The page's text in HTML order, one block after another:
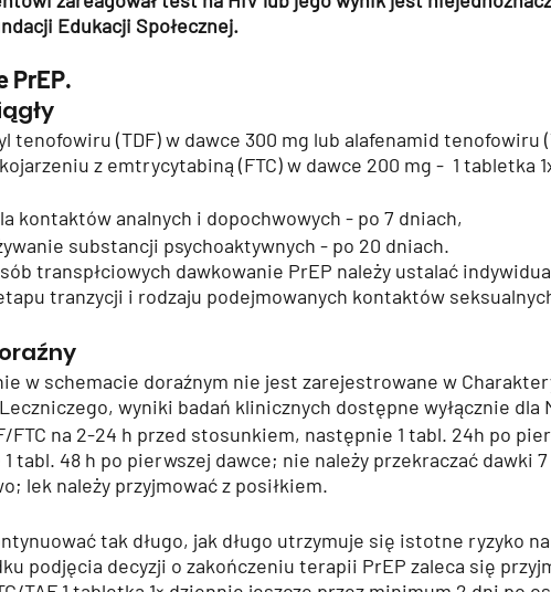
Edukacji Społecznej.
PrEP.
tenofowiru (TDF) w dawce 300 mg lub alafenamid tenofowiru
z emtrycytabiną (FTC) w dawce 200 mg -  1 tabletka
kontaktów analnych i dopochwowych - po 7 dniach,
substancji psychoaktywnych - po 20 dniach.
transpłciowych dawkowanie PrEP należy ustalać
tranzycji i rodzaju podejmowanych kontaktów
w schemacie doraźnym nie jest zarejestrowane w
wyniki badań klinicznych dostępne wyłącznie dla
FTC na 2-24 h przed stosunkiem, następnie 1 tabl. 24h po
tabl. 48 h po pierwszej dawce; nie należy przekraczać dawki
lek należy przyjmować z posiłkiem.
tak długo, jak długo utrzymuje się istotne ryzyko
podjęcia decyzji o zakończeniu terapii PrEP zaleca się